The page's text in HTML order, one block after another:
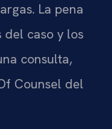
La pena
del caso y los
consulta,
Counsel del